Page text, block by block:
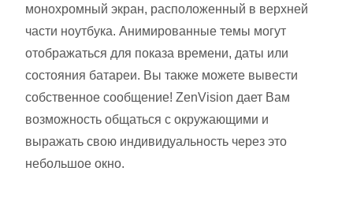
монохромный экран, расположенный в верхней
части ноутбука. Анимированные темы могут
отображаться для показа времени, даты или
состояния батареи. Вы также можете вывести
собственное сообщение! ZenVision дает Вам
возможность общаться с окружающими и
выражать свою индивидуальность через это
небольшое окно.